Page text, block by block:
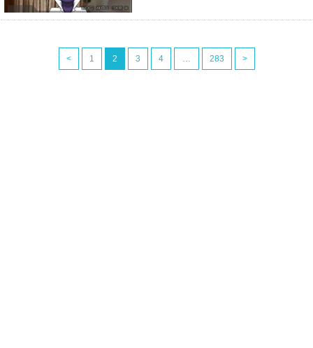
< 1 2 3 4 283 >